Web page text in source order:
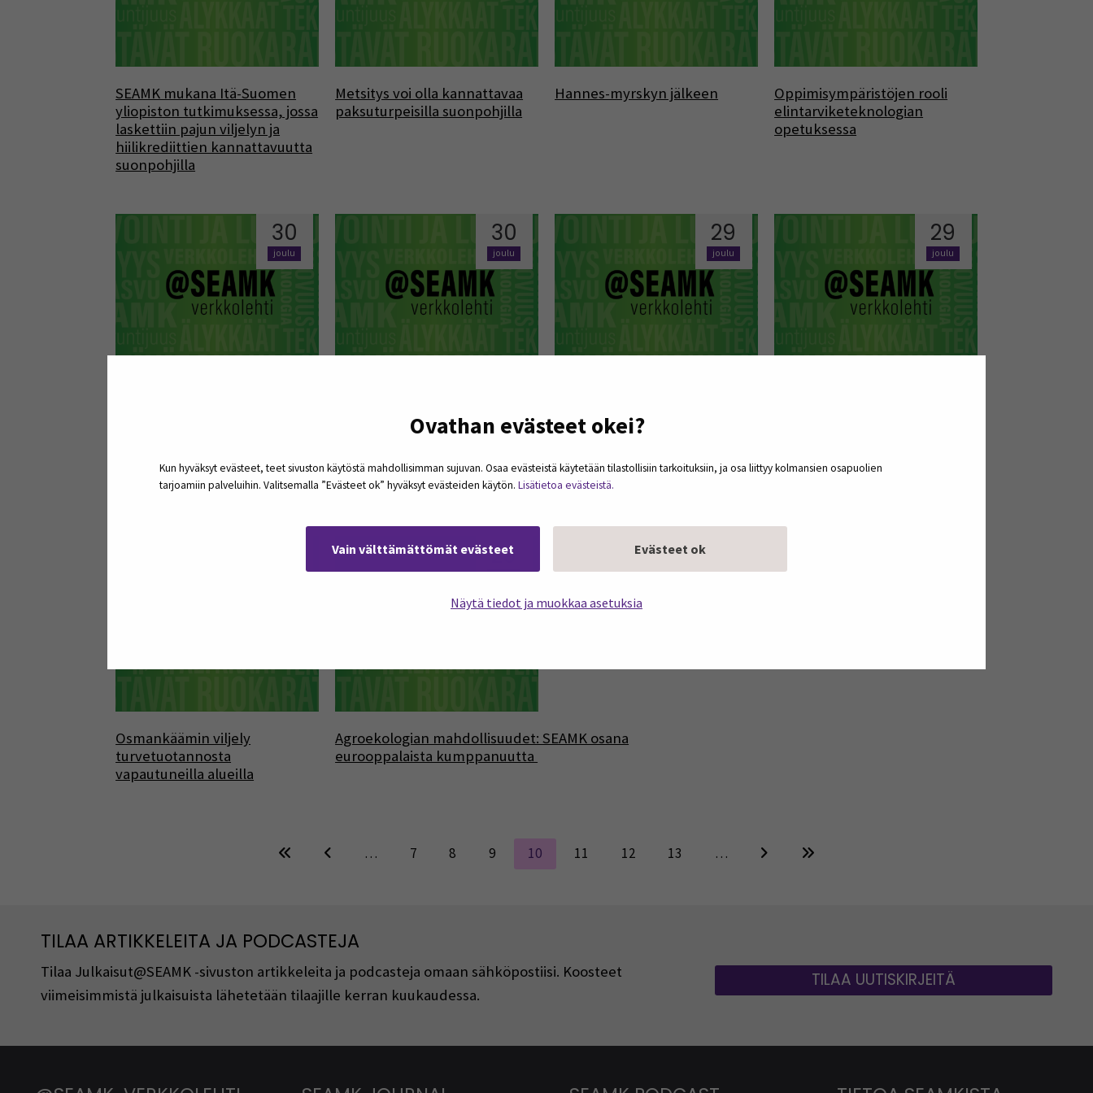
Ovathan evästeet okei?
Kun hyväksyt evästeet, teet sivuston käytöstä mahdollisimman sujuvan. Osaa evästeistä käytetään tilastollisiin tarkoituksiin, ja osa liittyy kolmansien osapuolien
tarjoamiin palveluihin. Valitsemalla ”Evästeet ok” hyväksyt evästeiden käytön. Lisätietoa evästeistä.
Vain välttämättömät evästeet Evästeet ok
Näytä tiedot ja muokkaa asetuksia
SEAMK mukana Itä-Suomen
yliopiston tutkimuksessa, jossa
laskettiin pajun viljelyn ja
hiilikrediittien kannattavuutta
suonpohjilla
Metsitys voi olla kannattavaa
paksuturpeisilla suonpohjilla
Hannes-myrskyn jälkeen
Oppimisympäristöjen rooli
elintarviketeknologian
opetuksessa
30
joulu
30
joulu
Suurin osa ruokahävikistä
syntyy pienessä osassa
29
joulu
Väistämätön ruokahävikki
opiskelijatalouksissa
29
joulu
ruokavalinnoillamme on
Osmankäämin viljely
turvetuotannosta
vapautuneilla alueilla
29
joulu
Agroekologian mahdollisuudet: SEAMK osana
eurooppalaista kumppanuutta
… 7 8 9 10 11 12 13 …
TILAA ARTIKKELEITA JA PODCASTEJA
Tilaa Julkaisut@SEAMK -sivuston artikkeleita ja podcasteja omaan sähköpostiisi. Koosteet
viimeisimmistä julkaisuista lähetetään tilaajille kerran kuukaudessa.
TILAA UUTISKIRJEITÄ